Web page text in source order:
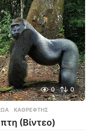
0 0
,ΚΑΘΡΈΦΤΗΣ
(Βίντεο)